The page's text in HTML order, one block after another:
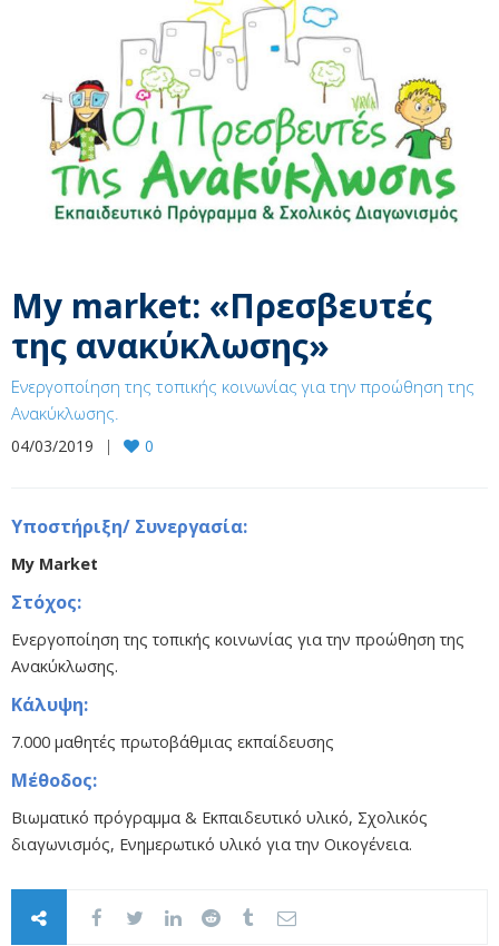
My market: «Πρεσβευτές
της ανακύκλωσης»
Ενεργοποίηση της τοπικής κοινωνίας για την προώθηση της
Ανακύκλωσης.
04/03/2019 0
Υποστήριξη/ Συνεργασία:
My Market
Στόχος:
Ενεργοποίηση της τοπικής κοινωνίας για την προώθηση της
Ανακύκλωσης.
Κάλυψη:
7.000 μαθητές πρωτοβάθμιας εκπαίδευσης
Μέθοδος:
Βιωματικό πρόγραμμα & Εκπαιδευτικό υλικό, Σχολικός
διαγωνισμός, Ενημερωτικό υλικό για την Οικογένεια.